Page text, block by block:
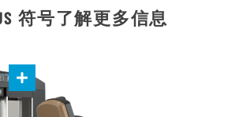
符号了解更多信息